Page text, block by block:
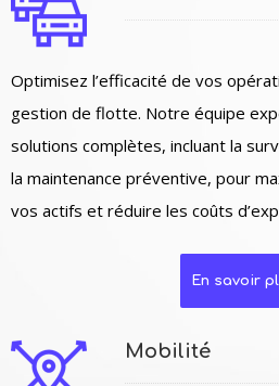
Optimisez l’efficacité de vos
gestion de flotte. Notre équipe
solutions complètes, incluant la
la maintenance préventive, pour
vos actifs et réduire les coûts
En savoir
Mobilité